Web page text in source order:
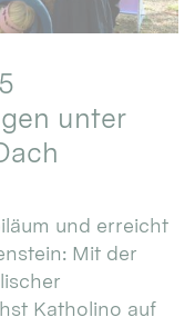
unter
und erreicht
Mit der
Katholino auf